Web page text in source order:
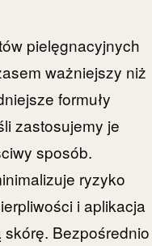
pielęgnacyjnych
ważniejszy niż
formuły
zastosujemy je
sposób.
ryzyko
i aplikacja
Bezpośrednio